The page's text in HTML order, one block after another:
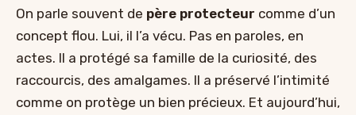
On parle souvent de père protecteur comme d’un
concept flou. Lui, il l’a vécu. Pas en paroles, en
actes. Il a protégé sa famille de la curiosité, des
raccourcis, des amalgames. Il a préservé l’intimité
comme on protège un bien précieux. Et aujourd’hui,